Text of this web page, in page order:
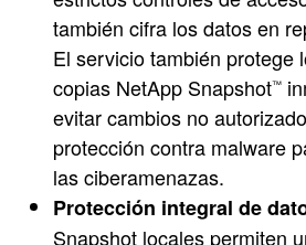
también cifra los datos en
El servicio también protege
copias NetApp Snapshot™
evitar cambios no
protección contra malware
las ciberamenazas.
Protección integral de
Snapshot locales permiten